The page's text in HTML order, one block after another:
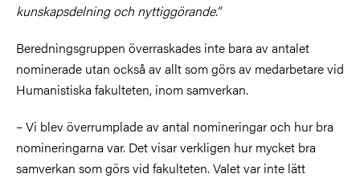
kunskapsdelning och nyttiggörande.”
Beredningsgruppen överraskades inte bara av antalet
nominerade utan också av allt som görs av medarbetare vid
Humanistiska fakulteten, inom samverkan.
– Vi blev överrumplade av antal nomineringar och hur bra
nomineringarna var. Det visar verkligen hur mycket bra
samverkan som görs vid fakulteten. Valet var inte lätt